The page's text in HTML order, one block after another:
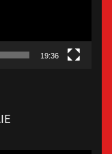
19:36